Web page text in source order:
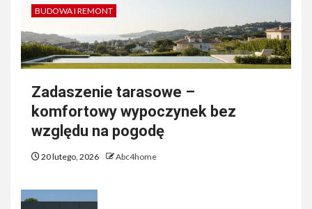
BUDOWA I REMONT
Zadaszenie tarasowe –
komfortowy wypoczynek bez
względu na pogodę
20 lutego, 2026 Abc4home